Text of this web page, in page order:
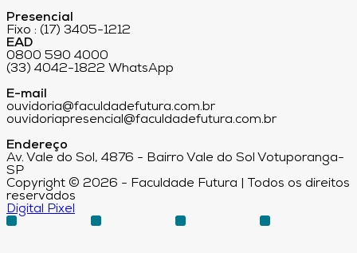
Presencial
Fixo : (17) 3405-1212
EAD
0800 590 4000
(33) 4042-1822 WhatsApp
E-mail
ouvidoria@faculdadefutura.com.br
ouvidoriapresencial@faculdadefutura.com.br
Endereço
Av. Vale do Sol, 4876 - Bairro Vale do Sol Votuporanga-
SP
Copyright © 2026 - Faculdade Futura | Todos os direitos
reservados
Digital Pixel